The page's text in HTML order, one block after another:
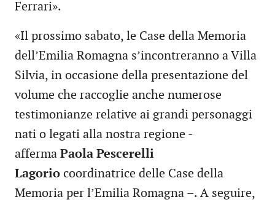
Ferrari».
«Il prossimo sabato, le Case della Memoria
dell’Emilia Romagna s’incontreranno a Villa
Silvia, in occasione della presentazione del
volume che raccoglie anche numerose
testimonianze relative ai grandi personaggi
nati o legati alla nostra regione -
afferma Paola Pescerelli
Lagorio coordinatrice delle Case della
Memoria per l’Emilia Romagna –. A seguire,